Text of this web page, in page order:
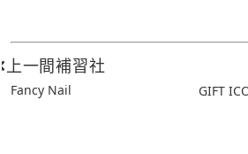
上一間補習社
Fancy Nail GIFT